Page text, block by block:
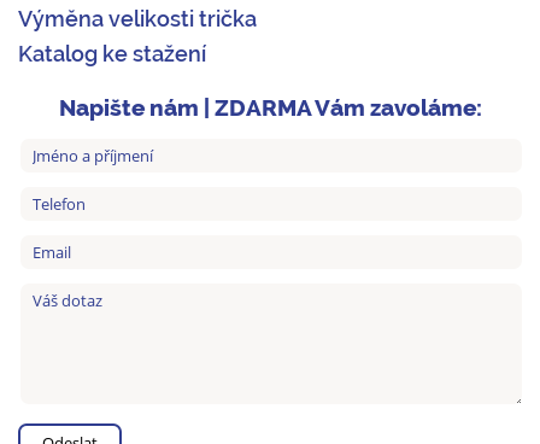
Výměna velikosti trička
Katalog ke stažení
Napište nám | ZDARMA Vám zavoláme: